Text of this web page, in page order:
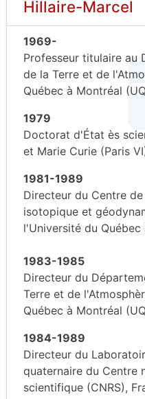
Hillaire-Marcel
1969-
Professeur titulaire au
de la Terre et de
Québec à Montréal
1979
Doctorat d'État ès
et Marie Curie (Paris
1981-1989
Directeur du Centre
isotopique et
l'Université du Québec
1983-1985
Directeur du
Terre et de
Québec à Montréal
1984-1989
Directeur du
quaternaire du Centre
scientifique (CNRS),